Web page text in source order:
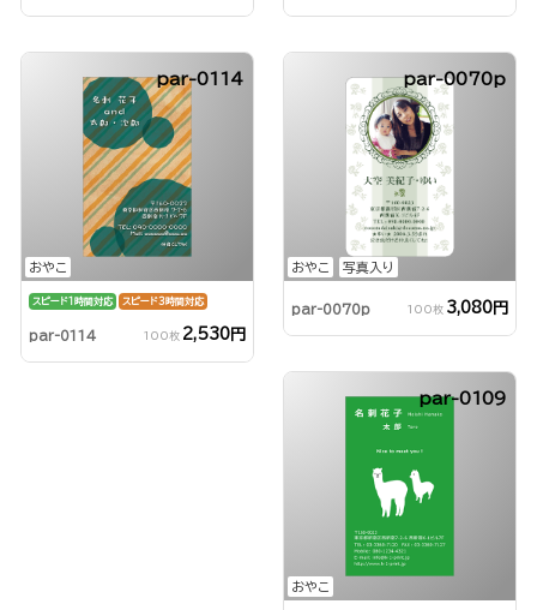
おやこ
par-0114
スピード1時間対応 スピード3時間対応
par-0114 100枚 2,530円
おやこ 写真入り
par-0070p
par-0070p 100枚 3,080円
おやこ
par-0109